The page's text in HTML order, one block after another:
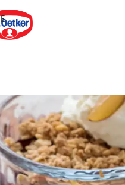
Dr. Oetker